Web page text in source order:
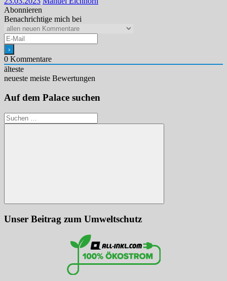
Abonnieren
Benachrichtige mich bei
0 Kommentare
älteste
neueste meiste Bewertungen
Auf dem Palace suchen
Suchen
nach:
Suchen
Unser Beitrag zum Umweltschutz